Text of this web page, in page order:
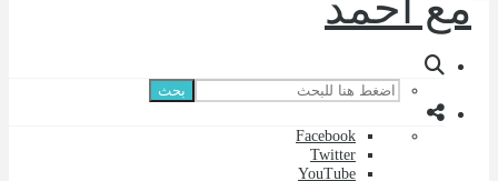
بحث
Facebook
Twitter
YouTube